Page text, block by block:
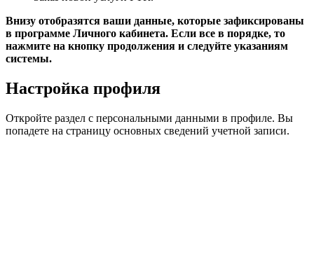
Проверьте правильность заполненных граф и при
необходимости проведите корректировку.
В случае смены мобильного номера, вставьте в поле новый
номер телефона и подтвердите его достоверность полученным
То же самое необходимо сделать в случае смены адреса
кнопку подтверждения.